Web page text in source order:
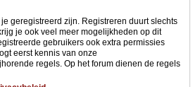
geregistreerd zijn. Registreren duurt slechts
je ook veel meer mogelijkheden op dit
gebruikers ook extra permissies
eerst kennis van onze
regels. Op het forum dienen de regels